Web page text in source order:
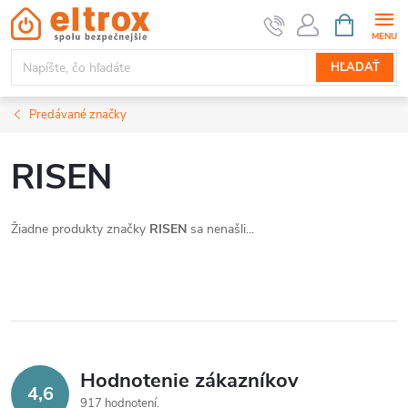
Prejsť
na
obsah
HĽADAŤ
KOŠÍK
Predávané značky
RISEN
Žiadne produkty značky RISEN sa nenašli...
4,6 Hodnotenie zákazníkov
917 hodnotení